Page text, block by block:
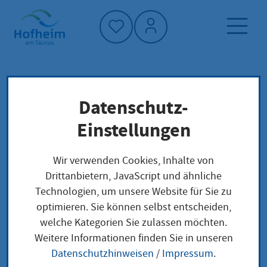
Startseite"
Dienstleistung-Finder
Lokale Anliegen
Erlaubnis zum Führen der Berufsbezeichnung
Operationstechnische Assistentin /
Operationstechnischer Assistent beantragen
Erlaubnis zum Führen
der
Datenschutz-
Einstellungen
Wir verwenden Cookies, Inhalte von
Drittanbietern, JavaScript und ähnliche
Technologien, um unsere Website für Sie zu
optimieren. Sie können selbst entscheiden,
welche Kategorien Sie zulassen möchten.
Weitere Informationen finden Sie in unseren
Datenschutzhinweisen / Impressum.